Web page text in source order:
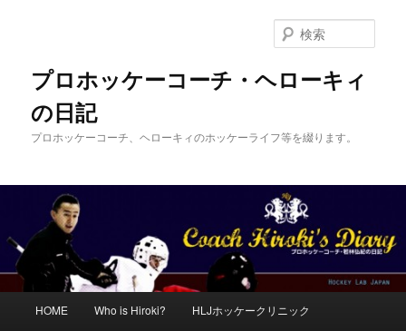
移
動
プロホッケーコーチ・ヘローキィ
の日記
プロホッケーコーチ、ヘローキィのホッケーライフ等を綴ります。
索
HOME Who is Hiroki? HLJホッケークリニック